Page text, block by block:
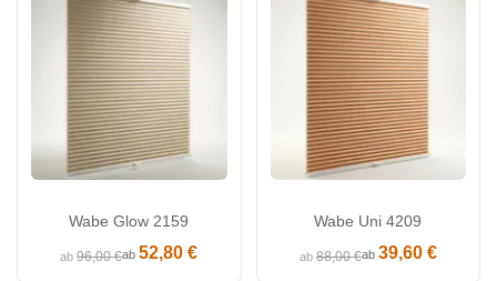
Wabe Glow 2159
ab96,00 €ab52,80 €
Wabe Uni 4209
ab88,00 €ab 39,60 €